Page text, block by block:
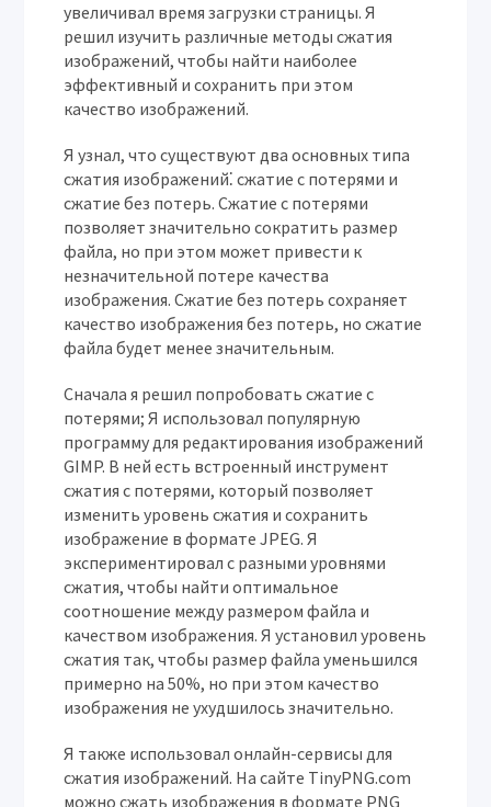
увеличивал время загрузки страницы. Я
решил изучить различные методы сжатия
изображений, чтобы найти наиболее
эффективный и сохранить при этом
качество изображений.
Я узнал, что существуют два основных типа
сжатия изображений⁚ сжатие с потерями и
сжатие без потерь. Сжатие с потерями
позволяет значительно сократить размер
файла, но при этом может привести к
незначительной потере качества
изображения. Сжатие без потерь сохраняет
качество изображения без потерь, но сжатие
файла будет менее значительным.
Сначала я решил попробовать сжатие с
потерями; Я использовал популярную
программу для редактирования изображений
GIMP. В ней есть встроенный инструмент
сжатия с потерями, который позволяет
изменить уровень сжатия и сохранить
изображение в формате JPEG. Я
экспериментировал с разными уровнями
сжатия, чтобы найти оптимальное
соотношение между размером файла и
качеством изображения. Я установил уровень
сжатия так, чтобы размер файла уменьшился
примерно на 50%, но при этом качество
изображения не ухудшилось значительно.
Я также использовал онлайн-сервисы для
сжатия изображений. На сайте TinyPNG.com
можно сжать изображения в формате PNG